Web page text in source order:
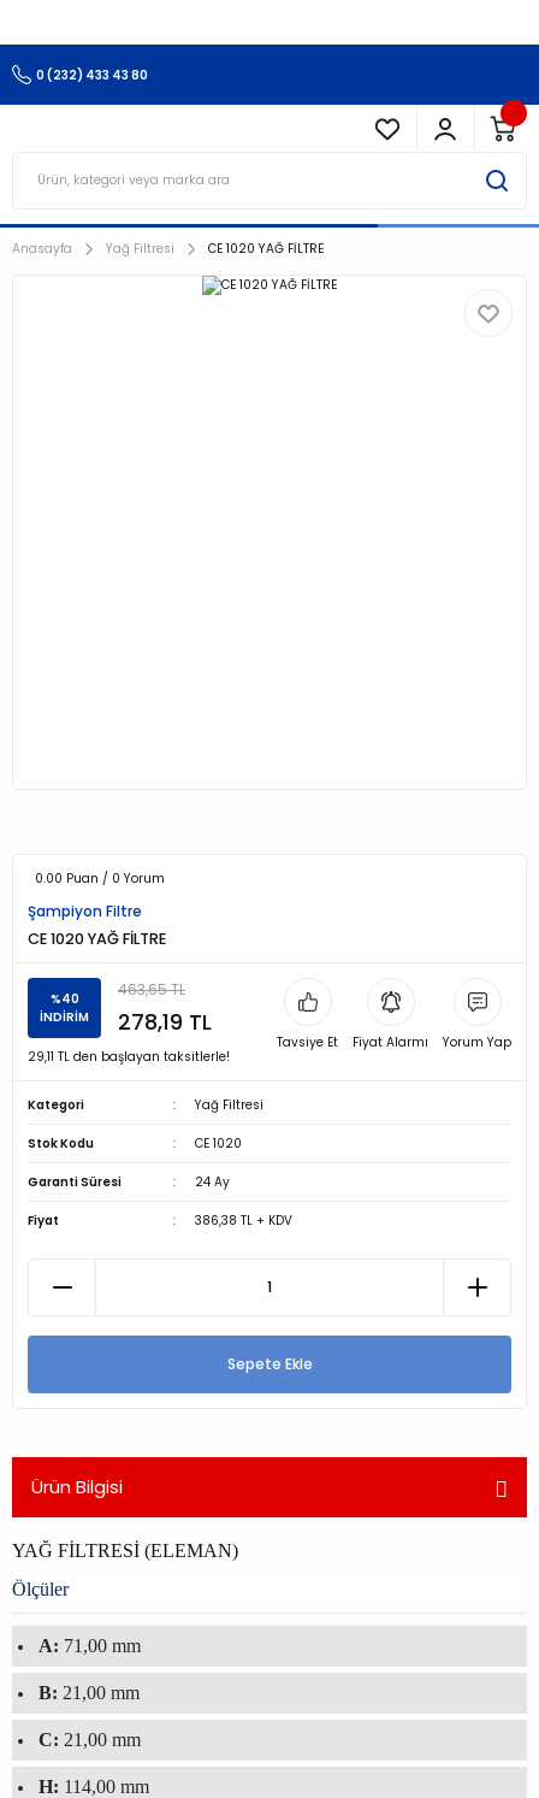
0 (232) 433 43 80
Anasayfa Yağ Filtresi CE 1020 YAĞ FİLTRE
0.00 Puan / 0 Yorum
Şampiyon Filtre
CE 1020 YAĞ FİLTRE
%40
İNDİRİM
463,65 TL
278,19 TL
29,11 TL den başlayan taksitlerle!
Tavsiye Et Fiyat Alarmı Yorum Yap
Kategori Yağ Filtresi
Stok Kodu CE 1020
Garanti Süresi 24 Ay
Fiyat 386,38 TL + KDV
Sepete Ekle
Ürün Bilgisi
YAĞ FİLTRESİ (ELEMAN)
Ölçüler
A: 71,00 mm
B: 21,00 mm
C: 21,00 mm
H: 114,00 mm